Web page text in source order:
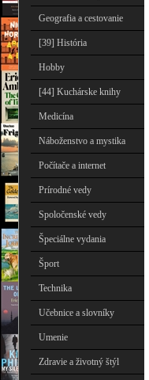
Geografia a cestovanie
[39] História
Hobby
[44] Kuchárske knihy
Medicína
Náboženstvo a mystika
Počítače a internet
Prírodné vedy
Spoločenské vedy
Špeciálne vydania
Šport
Technika
Učebnice a slovníky
Umenie
Zdravie a životný štýl